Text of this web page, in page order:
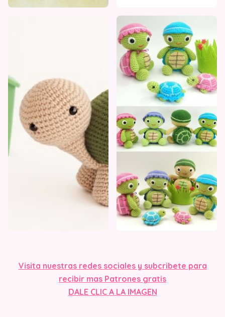
Visita nuestras redes sociales y subcribete para
recibir mas Patrones gratis
DALE CLIC A LA IMAGEN